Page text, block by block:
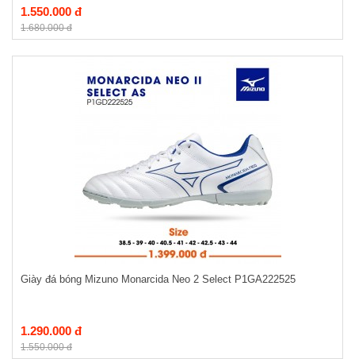
1.550.000 đ
1.680.000 đ
Giày đá bóng Mizuno Monarcida Neo 2 Select P1GA222525
1.290.000 đ
1.550.000 đ